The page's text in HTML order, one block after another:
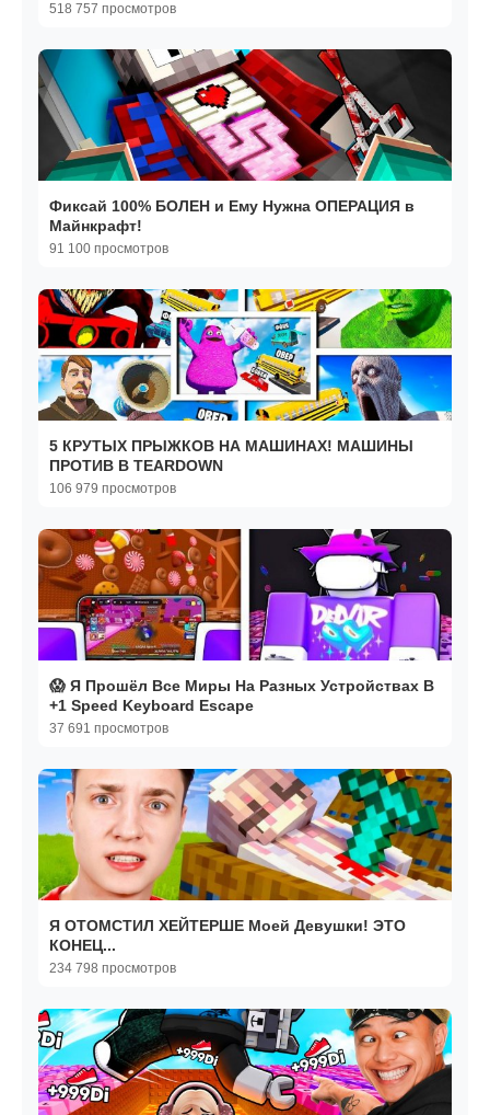
518 757 просмотров
Фиксай 100% БОЛЕН и Ему Нужна ОПЕРАЦИЯ в
Майнкрафт!
91 100 просмотров
5 КРУТЫХ ПРЫЖКОВ НА МАШИНАХ! МАШИНЫ
ПРОТИВ В TEARDOWN
106 979 просмотров
😱 Я Прошёл Все Миры На Разных Устройствах В
+1 Speed Keyboard Escape
37 691 просмотров
Я ОТОМСТИЛ ХЕЙТЕРШЕ Моей Девушки! ЭТО
КОНЕЦ...
234 798 просмотров